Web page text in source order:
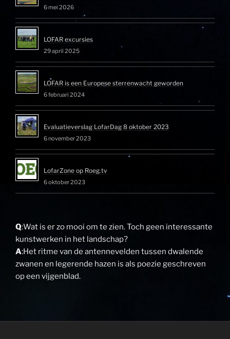
6 mei 2026
LOFAR excursies
29 april 2025
LOFAR is een Europese sterrenwacht geworden
6 februari 2024
Evaluatieverslag LofarDag 8 oktober 2023
6 november 2023
LofarZone op Roeg.tv
6 oktober 2023
Q:Wat is er zo mooi om te zien. Toch geen interessante
kunstwerken in het landschap?
A:Het ritme van de antennevelden tussen dwalende
zwanen en legerende hazen is als poezie geschreven
op een vijgenblad.